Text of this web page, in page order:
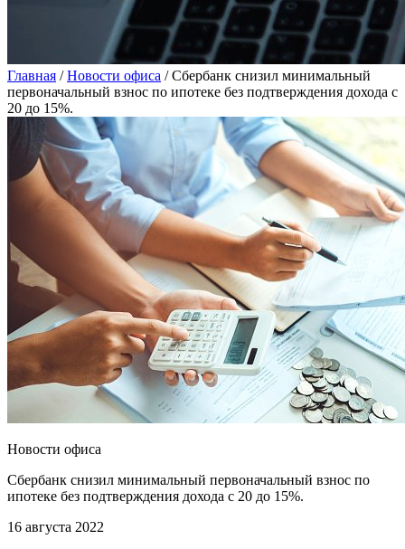
Главная /Новости офиса /Сбербанк снизил минимальный
первоначальный взнос по ипотеке без подтверждения дохода с
20 до 15%.
Новости офиса
Сбербанк снизил минимальный первоначальный взнос по
ипотеке без подтверждения дохода с 20 до 15%.
16 августа 2022